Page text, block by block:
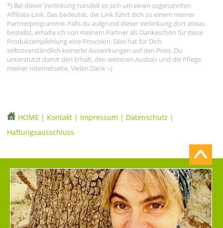
*) Bei dieser Verlinkung handelt es sich um einen sogenannten
Affiliate-Link. Das bedeutet, der Link führt dich zu einem meiner
Partnerprogramme. Falls du aufgrund dieser Verlinkung dort etwas
bestellst, erhalte ich von meinem Partner als Dankeschön für diese
Produktempfehlung eine Provision. Dies hat für Dich
selbstverständlich keinerlei Auswirkungen auf den Preis. Du
unterstützt damit den Erhalt, den weiteren Ausbau und die Pflege
meiner Internetseite. Vielen Dank :-)
HOME | Kontakt | Impressum | Datenschutz |
Haftungsausschluss